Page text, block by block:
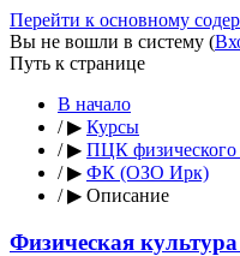
Перейти к основному
Вы не вошли в систему (
Путь к странице
В начало
/ ▶ Курсы
/ ▶ ПЦК физического
/ ▶ ФК (ОЗО Ирк)
/ ▶ Описание
Физическая